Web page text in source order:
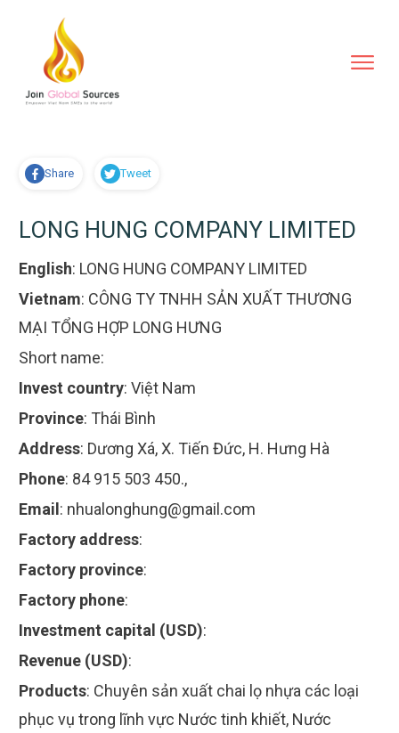
Share Tweet
LONG HUNG COMPANY LIMITED
English: LONG HUNG COMPANY LIMITED
Vietnam: CÔNG TY TNHH SẢN XUẤT THƯƠNG
MẠI TỔNG HỢP LONG HƯNG
Short name:
Invest country: Việt Nam
Province: Thái Bình
Address: Dương Xá, X. Tiến Đức, H. Hưng Hà
Phone: 84 915 503 450.,
Email : nhualonghung@gmail.com
Factory address:
Factory province:
Factory phone:
Investment capital (USD):
Revenue (USD):
Products: Chuyên sản xuất chai lọ nhựa các loại
phục vụ trong lĩnh vực Nước tinh khiết, Nước